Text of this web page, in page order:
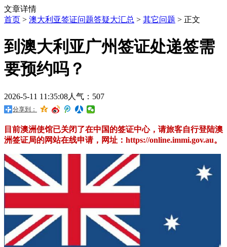
文章详情
首页 > 澳大利亚签证问题答疑大汇总 > 其它问题 > 正文
到澳大利亚广州签证处递签需
要预约吗？
2026-5-11 11:35:08人气：507
分享到：
目前澳洲使馆已关闭了在中国的签证中心，请旅客自行登陆澳
洲签证局的网站在线申请，网址：https://online.immi.gov.au。